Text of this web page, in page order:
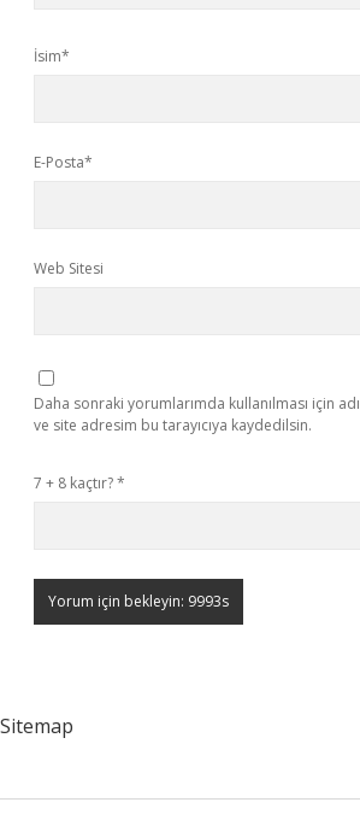
İsim*
E-Posta*
Web Sitesi
Daha sonraki yorumlarımda kullanılması için
ve site adresim bu tarayıcıya kaydedilsin.
7 + 8 kaçtır?*
Sitemap